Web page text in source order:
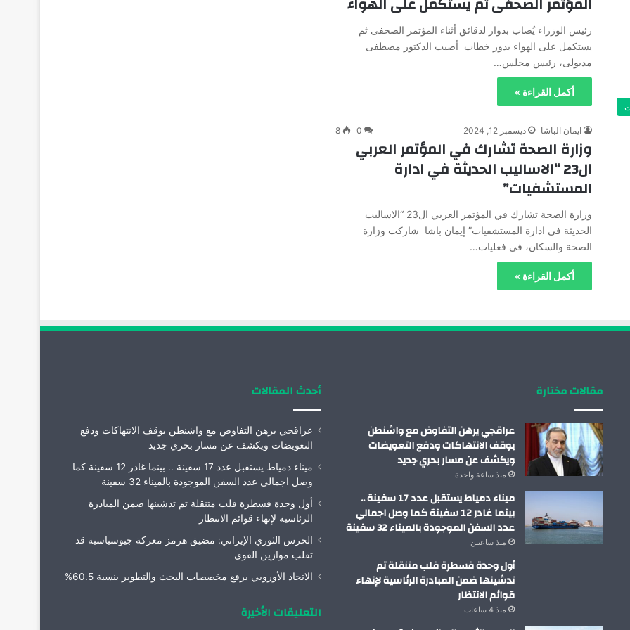
رئيس الوزراء يُصاب بدوار لدقائق أثناء المؤتمر الصحفى ثم
يستكمل على الهواء بدور خطاب أصيب الدكتور مصطفى
مدبولى، رئيس مجلس…
أكمل القراءة »
ايمان الباشا ديسمبر 12, 2024 0
8
وزارة الصحة تشارك في المؤتمر العربي
ال23 “الاساليب الحديثة في ادارة
المستشفيات”
وزارة الصحة تشارك في المؤتمر العربي ال23 “الاساليب
الحديثة في ادارة المستشفيات” إيمان باشا شاركت وزارة
الصحة والسكان، في فعليات…
أكمل القراءة »
مقالات مختارة
عراقجي يرهن التفاوض مع واشنطن
بوقف الانتهاكات ودفع التعويضات
ويكشف عن مسار بحري جديد
منذ ساعة واحدة
ميناء دمياط يستقبل عدد 17 سفينة ..
بينما غادر 12 سفينة كما وصل اجمالي
عدد السفن الموجودة بالميناء 32 سفينة
منذ ساعتين
أول وحدة قسطرة قلب متنقلة تم
تدشينها ضمن المبادرة الرئاسية لإنهاء
قوائم الانتظار
منذ 4 ساعات
أحدث المقالات
عراقجي يرهن التفاوض مع واشنطن بوقف الانتهاكات ودفع
التعويضات ويكشف عن مسار بحري جديد
ميناء دمياط يستقبل عدد 17 سفينة .. بينما غادر 12 سفينة كما
وصل اجمالي عدد السفن الموجودة بالميناء 32 سفينة
أول وحدة قسطرة قلب متنقلة تم تدشينها ضمن المبادرة
الرئاسية لإنهاء قوائم الانتظار
الحرس الثوري الإيراني: مضيق هرمز معركة جيوسياسية قد
تقلب موازين القوى
الاتحاد الأوروبي يرفع مخصصات البحث والتطوير بنسبة 60.5%
التعليقات الأخيرة